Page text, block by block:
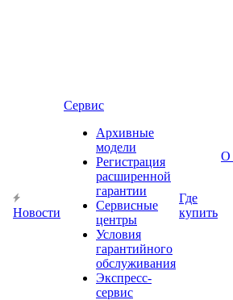
Новости
Сервис
Архивные
модели
Регистрация
расширенной
гарантии
Сервисные
центры
Условия
гарантийного
обслуживания
Экспресс-
сервис
Где
купить
О